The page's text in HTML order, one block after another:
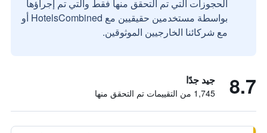
الحجوزات التي تم التحقق منها فقط والتي تم إجراؤها
بواسطة مستخدمين حقيقيين مع HotelsCombined أو
مع شركائنا الخارجيين الموثوقين.
8.7 جيد جدًا
1,745 من التقييمات تم التحقق منها